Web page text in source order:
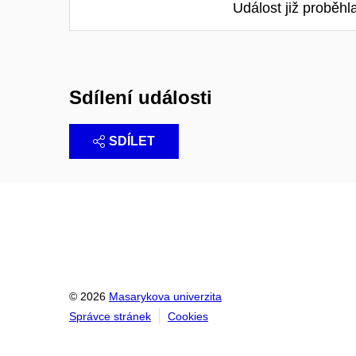
Událost již
Sdílení události
SDÍLET
© 2026 Masarykova univerzita
Správce stránek
Cookies